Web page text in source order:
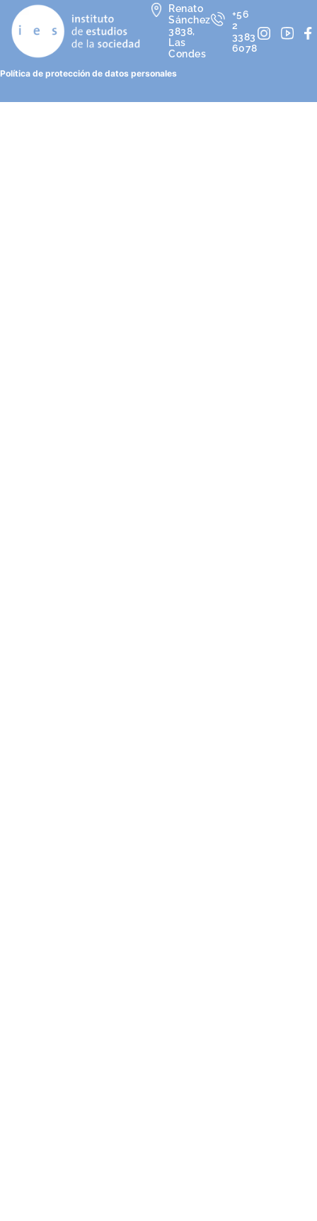
Renato
Sánchez
3838,
Las
Condes
+56
2
3383
6078
Política de protección de datos personales